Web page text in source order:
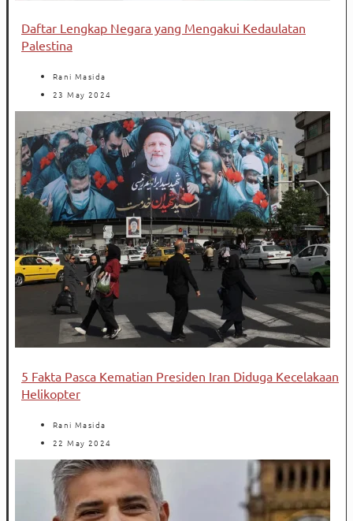
Daftar Lengkap Negara yang Mengakui Kedaulatan
Palestina
Rani Masida
23 May 2024
5 Fakta Pasca Kematian Presiden Iran Diduga Kecelakaan
Helikopter
Rani Masida
22 May 2024